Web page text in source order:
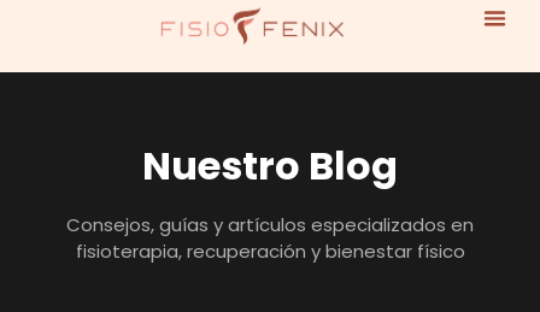
Nuestro Blog
Consejos, guías y artículos especializados en
fisioterapia, recuperación y bienestar físico